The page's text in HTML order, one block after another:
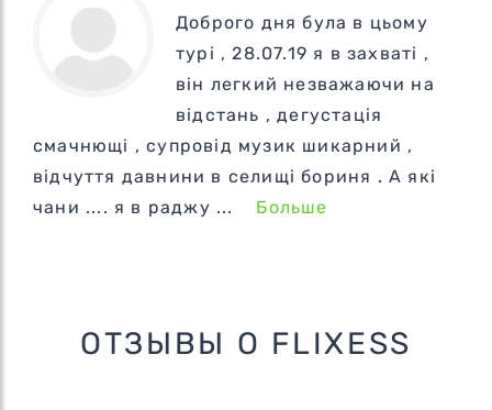
Доброго дня була в цьому
турі , 28.07.19 я в захваті ,
він легкий незважаючи на
відстань , дегустація
смачнющі , супровід музик шикарний ,
відчуття давнини в селищі бориня . А які
чани .... я в раджу ... Больше
ОТЗЫВЫ О FLIXESS